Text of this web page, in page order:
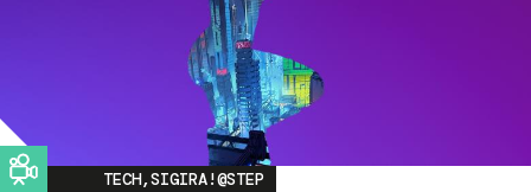
Image
TECH,SIGIRA!@STEP